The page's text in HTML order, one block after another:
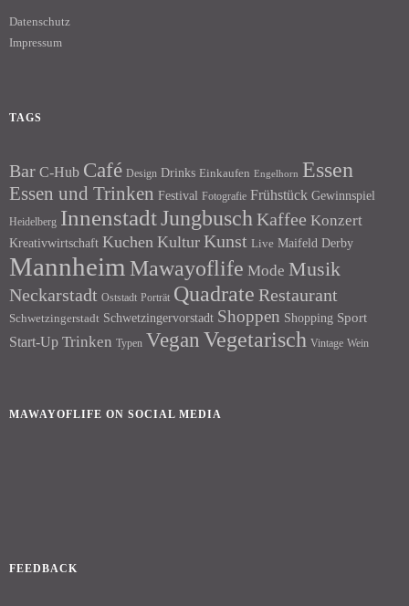
Datenschutz
Impressum
TAGS
Bar C-Hub Café Design Drinks Einkaufen Engelhorn Essen
Essen und Trinken Festival Fotografie Frühstück Gewinnspiel
Heidelberg InnenstadtJungbusch Kaffee Konzert
Kreativwirtschaft Kuchen Kultur Kunst Live Maifeld Derby
Mannheim Mawayoflife Mode Musik
Neckarstadt Oststadt Porträt Quadrate Restaurant
Schwetzingerstadt Schwetzingervorstadt Shoppen Shopping Sport
Start-Up Trinken Typen Vegan Vegetarisch Vintage Wein
MAWAYOFLIFE ON SOCIAL MEDIA
FEEDBACK